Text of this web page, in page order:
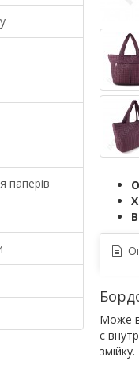
паперів
Може
є